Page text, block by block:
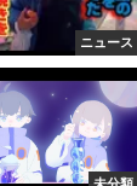
ニュース